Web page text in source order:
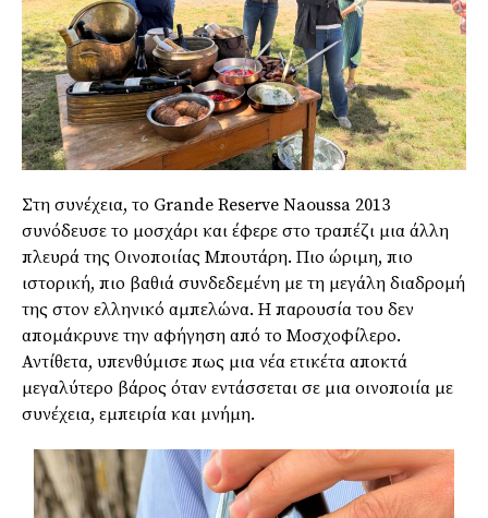
Στη συνέχεια, το Grande Reserve Naoussa 2013
συνόδευσε το μοσχάρι και έφερε στο τραπέζι μια άλλη
πλευρά της Οινοποιίας Μπουτάρη. Πιο ώριμη, πιο
ιστορική, πιο βαθιά συνδεδεμένη με τη μεγάλη διαδρομή
της στον ελληνικό αμπελώνα. Η παρουσία του δεν
απομάκρυνε την αφήγηση από το Μοσχοφίλερο.
Αντίθετα, υπενθύμισε πως μια νέα ετικέτα αποκτά
μεγαλύτερο βάρος όταν εντάσσεται σε μια οινοποιία με
συνέχεια, εμπειρία και μνήμη.